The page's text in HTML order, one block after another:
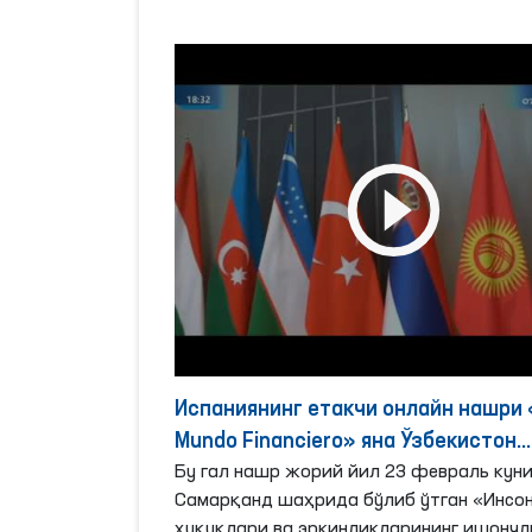
Испаниянинг етакчи онлайн нашри
Mundo Financiero» яна Ўзбекистон
мавзусига мурожаат қилди.
Бу гал нашр жорий йил 23 февраль куни
Самарқанд шаҳрида бўлиб ўтган